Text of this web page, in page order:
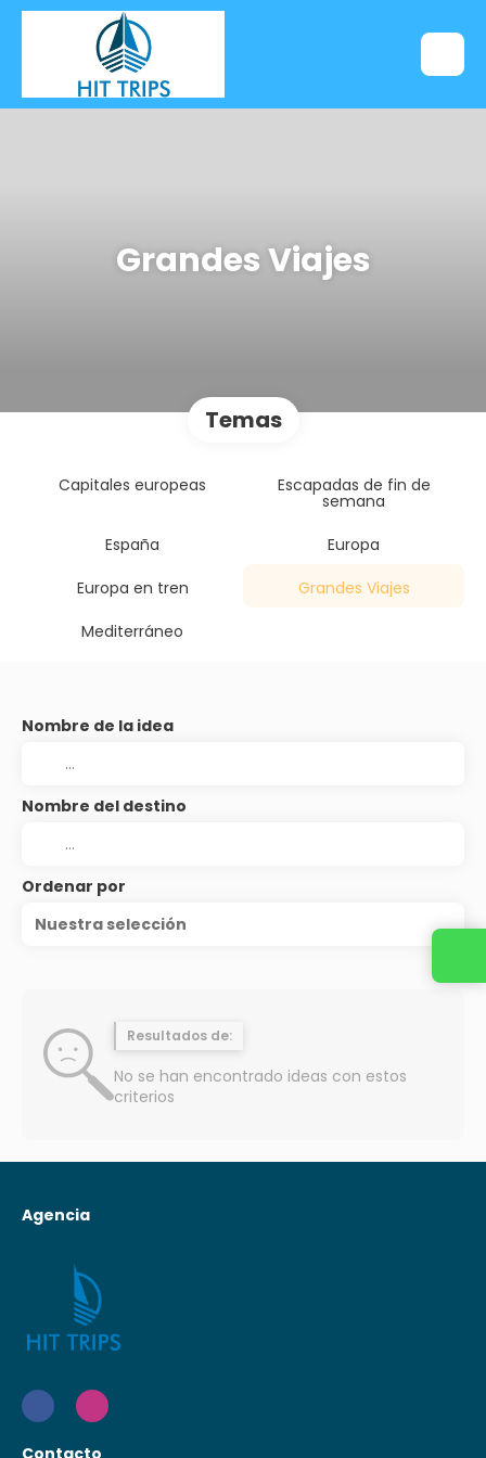
Grandes Viajes
Temas
Capitales europeas Escapadas de fin de
semana
España
Europa
Europa en tren
Grandes Viajes
Mediterráneo
Nombre de la idea
Nombre del destino
Ordenar por
Nuestra selección
Resultados de:
No se han encontrado ideas con estos
criterios
Agencia
Contacto